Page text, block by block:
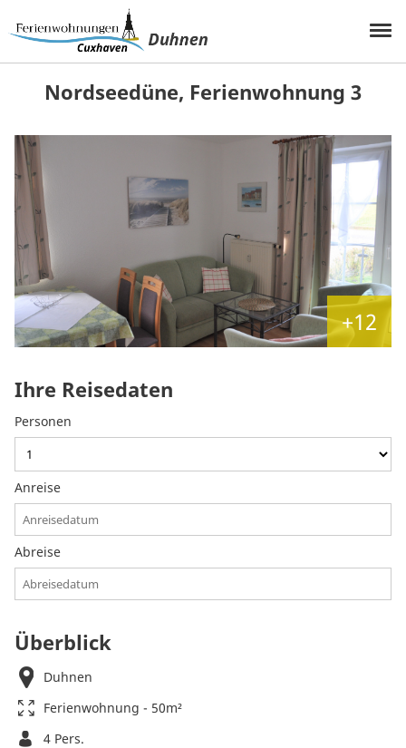
Nordseedüne, Ferienwohnung 3
+12
Ihre Reisedaten
Personen
Anreise
Abreise
Überblick
Duhnen
Ferienwohnung - 50m²
4 Pers.